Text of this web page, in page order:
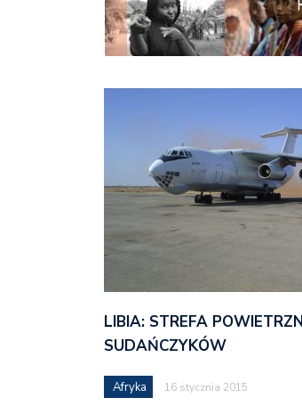
LIBIA: STREFA
SUDAŃCZYKÓW
Afryka 16 stycznia 2015